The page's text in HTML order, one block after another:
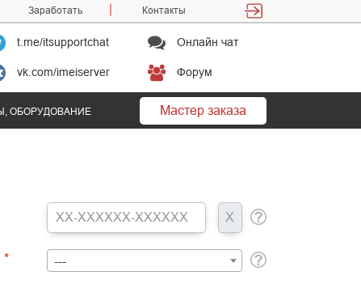
Заработать Контакты
t.me/itsupportchat Онлайн чат
vk.com/imeiserver Форум
ОБОРУДОВАНИЕ Мастер заказа
* ---